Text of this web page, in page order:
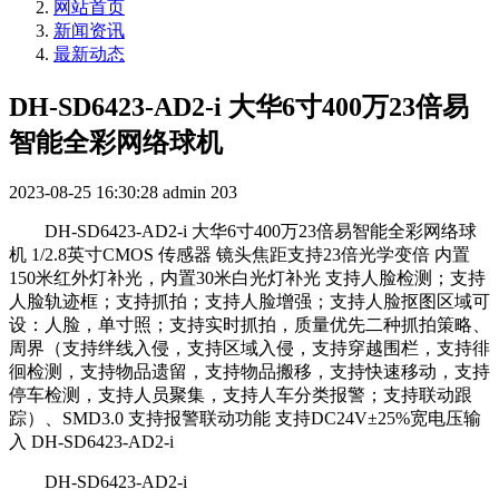
网站首页
新闻资讯
最新动态
DH-SD6423-AD2-i 大华6寸400万23倍易
智能全彩网络球机
2023-08-25 16:30:28 admin 203
DH-SD6423-AD2-i 大华6寸400万23倍易智能全彩网络球
机 1/2.8英寸CMOS 传感器 镜头焦距支持23倍光学变倍 内置
150米红外灯补光，内置30米白光灯补光 支持人脸检测；支持
人脸轨迹框；支持抓拍；支持人脸增强；支持人脸抠图区域可
设：人脸，单寸照；支持实时抓拍，质量优先二种抓拍策略、
周界（支持绊线入侵，支持区域入侵，支持穿越围栏，支持徘
徊检测，支持物品遗留，支持物品搬移，支持快速移动，支持
停车检测，支持人员聚集，支持人车分类报警；支持联动跟
踪）、SMD3.0 支持报警联动功能 支持DC24V±25%宽电压输
入 DH-SD6423-AD2-i
DH-SD6423-AD2-i